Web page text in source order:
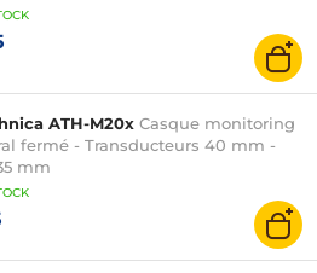
ATH-M20x Casque monitoring
fermé - Transducteurs 40 mm -
mm